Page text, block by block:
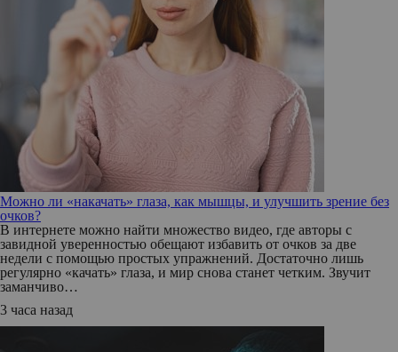
Можно ли «накачать» глаза, как мышцы, и улучшить зрение без
очков?
В интернете можно найти множество видео, где авторы с
завидной уверенностью обещают избавить от очков за две
недели с помощью простых упражнений. Достаточно лишь
регулярно «качать» глаза, и мир снова станет четким. Звучит
заманчиво…
3 часа назад